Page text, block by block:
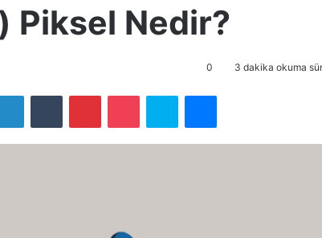
Piksel Nedir?
0 3 dakika okuma
LinkedIn Tumblr Pinterest Pocket Skype Messenger